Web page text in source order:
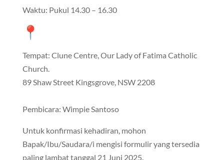
Waktu: Pukul 14.30 – 16.30
Tempat: Clune Centre, Our Lady of Fatima Catholic
Church.
89 Shaw Street Kingsgrove, NSW 2208
Pembicara: Wimpie Santoso
Untuk konfirmasi kehadiran, mohon
Bapak/Ibu/Saudara/i mengisi formulir yang tersedia
paling lambat tanggal 21 Juni 2025.